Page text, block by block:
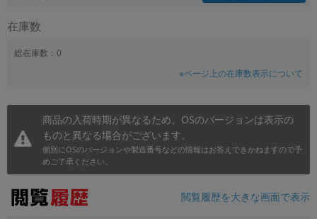
在庫数
総在庫数：0
※ページ上の在庫数表示について
商品の入荷時期が異なるため、OSのバージョンは表示の
ものと異なる場合がございます。
個別にOSのバージョンや製造番号などの情報はお答えできかねますので予
めご了承ください。
閲覧履歴を大きな画面で表示